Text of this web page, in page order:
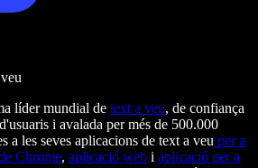
líder mundial de text a veu, de confiança
i avalada per més de 500.000
a les seves aplicacions de text a veu per a
Chrome, aplicació web i aplicació per a